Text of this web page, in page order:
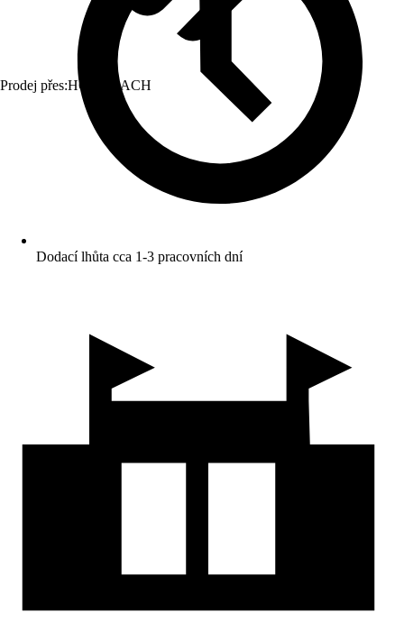
Prodej přes:HORNBACH
Dodací lhůta cca 1-3 pracovních dní